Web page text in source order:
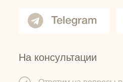
На консультации